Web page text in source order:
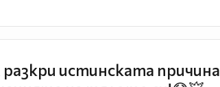
истинската причина